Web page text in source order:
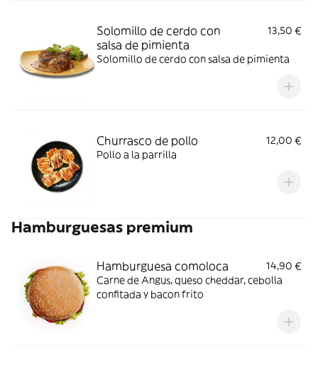
Solomillo de cerdo con
salsa de pimienta
13,50 €
Solomillo de cerdo con salsa de pimienta
Churrasco de pollo
12,00 €
Pollo a la parrilla
Hamburguesas premium
Hamburguesa comoloca
14,90 €
Carne de Angus, queso cheddar, cebolla
confitada y bacon frito